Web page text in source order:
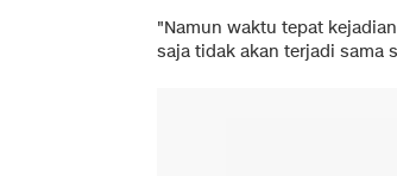
"Namun waktu tepat
saja tidak akan terjadi sama